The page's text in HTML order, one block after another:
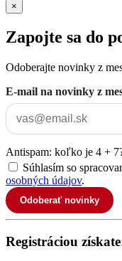
×
Zapojte sa do
Odoberajte novinky z
E-mail na novinky z
Antispam: koľko je 4 +
Súhlasím so
osobných údajov.
Odoberať novinky
Registráciou